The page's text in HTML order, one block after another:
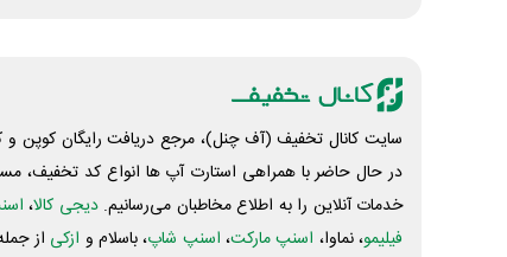
سایت کانال تخفیف (آف چنل)، مرجع دریافت رایگان کوپن
در حال حاضر با همراهی استارت آپ ها انواع کد تخفیف،
خدمات آنلاین را به اطلاع مخاطبان می‌رسانیم. دیجی کالا،
فیلیمو، نماوا، اسنپ مارکت، اسنپ شاپ، باسلام و ازکی از